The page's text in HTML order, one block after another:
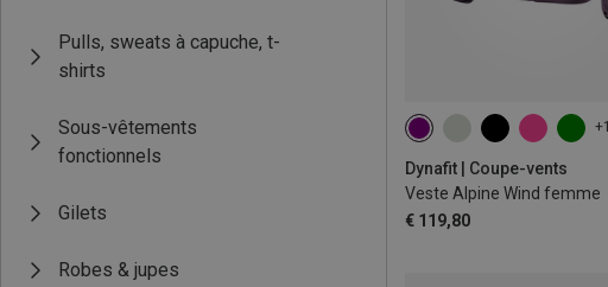
Pulls, sweats à capuche, t-
shirts
Sous-vêtements
fonctionnels
Gilets
Robes & jupes
+1
Dynafit | Coupe-vents
Veste Alpine Wind femme
€ 119,80
XS M XL